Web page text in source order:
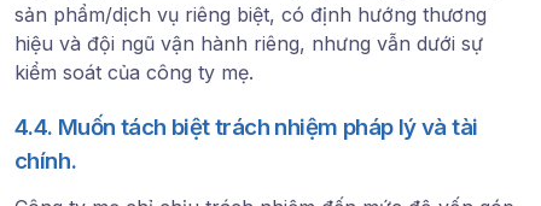
sản phẩm/dịch vụ riêng biệt, có định hướng thương
hiệu và đội ngũ vận hành riêng, nhưng vẫn dưới sự
kiểm soát của công ty mẹ.
4.4. Muốn tách biệt trách nhiệm pháp lý và tài
chính.